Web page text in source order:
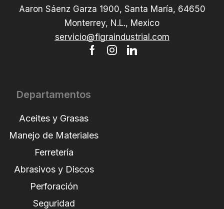
Aaron Sáenz Garza 1900, Santa María, 64650
Monterrey, N.L., Mexico
servicio@figraindustrial.com
Departamentos
Aceites y Grasas
Manejo de Materiales
Ferretería
Abrasivos y Discos
Perforación
Seguridad